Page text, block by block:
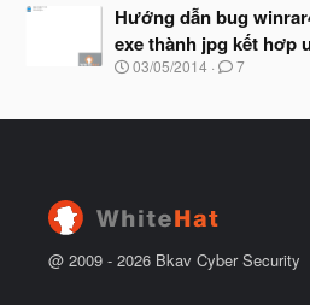
đ
ầ
u
à
y
b
ắ
Hướng dẫn bug
exe thành jpg kết hơp
N
y
ầ
03/05/2014 7
@ 2009 - 2026 Bkav Cyber Security